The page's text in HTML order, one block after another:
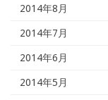
2014年8月
2014年7月
2014年6月
2014年5月